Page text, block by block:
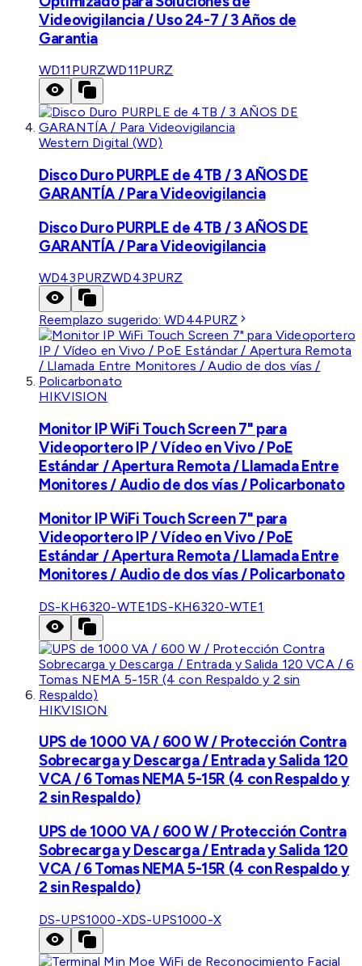
Videovigilancia / Uso 24-7 / 3 Años de
Garantia
WD11PURZWD11PURZ
Western Digital (WD)
Disco Duro PURPLE de 4TB / 3 AÑOS DE
GARANTÍA / Para Videovigilancia
Disco Duro PURPLE de 4TB / 3 AÑOS DE
GARANTÍA / Para Videovigilancia
WD43PURZWD43PURZ
Reemplazo sugerido:WD44PURZ
HIKVISION
Monitor IP WiFi Touch Screen 7" para
Videoportero IP / Vídeo en Vivo / PoE
Estándar / Apertura Remota / Llamada Entre
Monitores / Audio de dos vías / Policarbonato
Monitor IP WiFi Touch Screen 7" para
Videoportero IP / Vídeo en Vivo / PoE
Estándar / Apertura Remota / Llamada Entre
Monitores / Audio de dos vías / Policarbonato
DS-KH6320-WTE1DS-KH6320-WTE1
HIKVISION
UPS de 1000 VA / 600 W / Protección Contra
Sobrecarga y Descarga / Entrada y Salida 120
VCA / 6 Tomas NEMA 5-15R (4 con Respaldo y
2 sin Respaldo)
UPS de 1000 VA / 600 W / Protección Contra
Sobrecarga y Descarga / Entrada y Salida 120
VCA / 6 Tomas NEMA 5-15R (4 con Respaldo y
2 sin Respaldo)
DS-UPS1000-XDS-UPS1000-X